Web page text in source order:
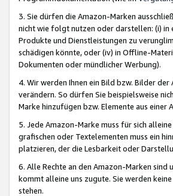
3. Sie dürfen die Amazon-Marken
nicht wie folgt nutzen oder darstellen: (i) in
Produkte und Dienstleistungen zu
schädigen könnte, oder (iv) in Offline-
Dokumenten oder mündlicher Werbung).
4. Wir werden Ihnen ein Bild bzw. Bilder
verändern. So dürfen Sie beispielsweise
Marke hinzufügen bzw. Elemente aus einer
5. Jede Amazon-Marke muss für sich
grafischen oder Textelementen muss ein
platzieren, der die Lesbarkeit oder
6. Alle Rechte an den Amazon-Marken
kommt alleine uns zugute. Sie werden
stehen.